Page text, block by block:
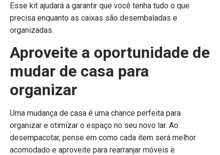
Esse kit ajudará a garantir que você tenha tudo o que
precisa enquanto as caixas são desembaladas e
organizadas.
Aproveite a oportunidade de
mudar de casa para
organizar
Uma mudança de casa é uma chance perfeita para
organizar e otimizar o espaço no seu novo lar. Ao
desempacotar, pense em como cada item será melhor
acomodado e aproveite para rearranjar móveis e